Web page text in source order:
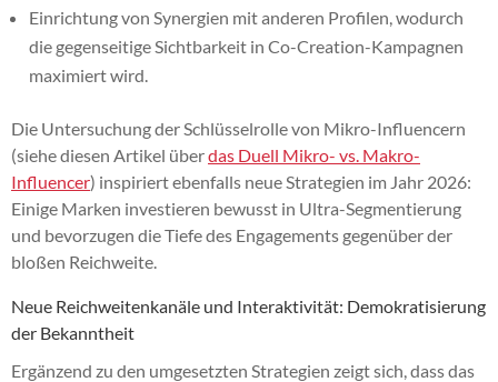
Einrichtung von Synergien mit anderen Profilen, wodurch
die gegenseitige Sichtbarkeit in Co-Creation-Kampagnen
maximiert wird.
Die Untersuchung der Schlüsselrolle von Mikro-Influencern
(siehe diesen Artikel überdas Duell Mikro- vs. Makro-
Influencer) inspiriert ebenfalls neue Strategien im Jahr 2026:
Einige Marken investieren bewusst in Ultra-Segmentierung
und bevorzugen die Tiefe des Engagements gegenüber der
bloßen Reichweite.
Neue Reichweitenkanäle und Interaktivität: Demokratisierung
der Bekanntheit
Ergänzend zu den umgesetzten Strategien zeigt sich, dass das